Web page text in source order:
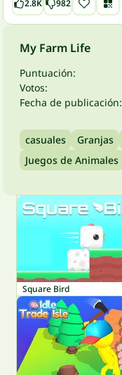
2.8K 982
My Farm Life
Puntuación:
Votos:
Fecha de publicación:
casuales Granjas
Juegos de Animales
Square Bird